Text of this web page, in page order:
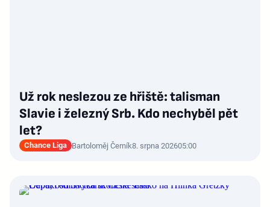
Už rok neslezou ze hřiště: talisman
Slavie i železný Srb. Kdo nechyběl pět
let?
Chance Liga Bartoloměj Černík8. srpna 202605:00